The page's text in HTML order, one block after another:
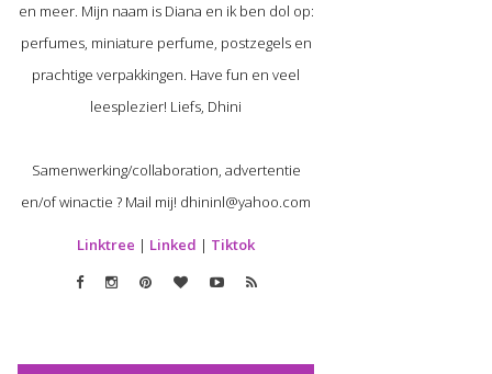
en meer. Mijn naam is Diana en ik ben dol op:
perfumes, miniature perfume, postzegels en
prachtige verpakkingen. Have fun en veel
leesplezier! Liefs, Dhini
Samenwerking/collaboration, advertentie
en/of winactie ? Mail mij! dhininl@yahoo.com
Linktree | Linked | Tiktok